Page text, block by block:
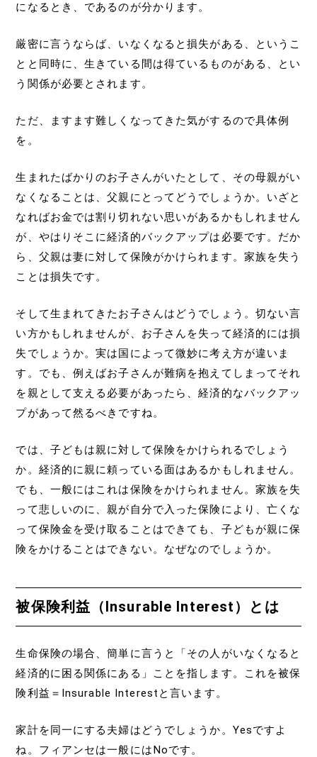
になるとき、であるのが分かります。
厳密に言うならば、いなくなると損失がある、というこ
とと同時に、生きている間は得ているものがある、とい
う関係が必要とされます。
ただ、ますます難しくなってきた気がするので具体例
を。
生まれたばかりのお子さんがいたとして、その母親がい
なくなることは、父親にとってどうでしょうか。いざと
なればお金では割り切れない思いがあるかもしれません
が、やはりそこに経済的バックアップは必要です。だか
ら、父親は妻に対して保険がかけられます。家族を失う
ことは損失です。
そして生まれてきたお子さんはどうでしょう。切ない言
い方かもしれませんが、お子さんを失って経済的には損
失でしょうか。実は国によって微妙に考え方が違いま
す。でも、例えばお子さんが難病を抱えてしまってそれ
を親として支える必要があったら、経済的なバックアッ
プがあって然るべきですね。
では、子どもは親に対して保険をかけられるでしょう
か。経済的に親に頼っている面はあるかもしれません。
でも、一般にはこれは保険をかけられません。家族を失
って悲しいのに、親が自分で入った保険により、亡くな
って保険金を受け取ることはできても、子どもが親に保
険をかけることはできない。なぜなのでしょうか。
被保険利益（Insurable Interest）とは
生命保険の場合、簡単に言うと「その人がいなくなると
経済的に困る関係にある」ことを指します。これを被保
険利益＝Insurable Interestと言います。
家計を同一にする夫婦はどうでしょうか。Yesですよ
ね。フィアンセは一般にはNoです。